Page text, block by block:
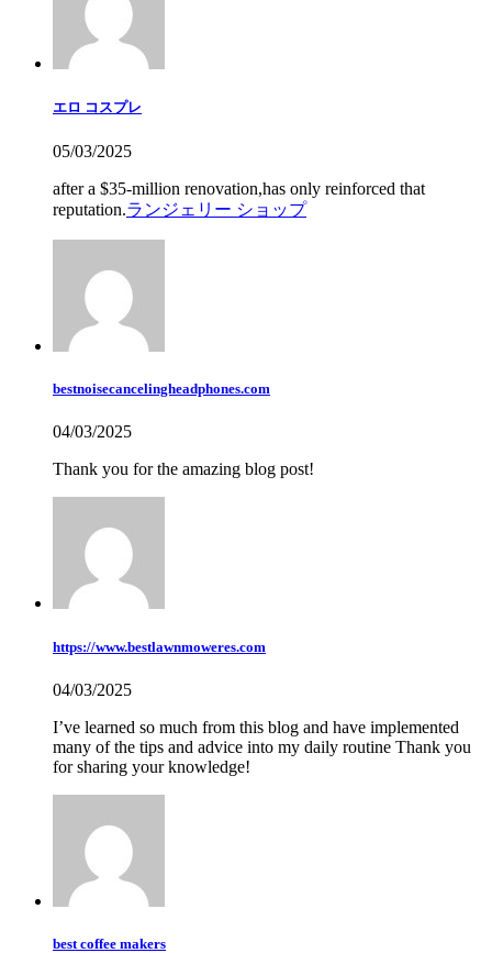
エロ コスプレ
05/03/2025
after a $35-million renovation,has only reinforced that
reputation.ランジェリー ショップ
bestnoisecancelingheadphones.com
04/03/2025
Thank you for the amazing blog post!
https://www.bestlawnmoweres.com
04/03/2025
I’ve learned so much from this blog and have implemented
many of the tips and advice into my daily routine Thank you
for sharing your knowledge!
best coffee makers